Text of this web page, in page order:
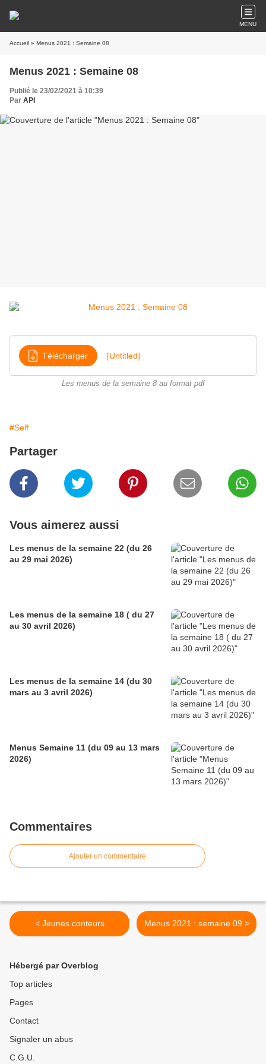
MENU
Accueil » Menus 2021 : Semaine 08
Menus 2021 : Semaine 08
Publié le 23/02/2021 à 10:39
Par API
Télécharger [Untitled]
Les menus de la semaine 8 au format pdf
#Self
Partager
Vous aimerez aussi
Les menus de la semaine 22 (du 26
au 29 mai 2026)
Les menus de la semaine 18 ( du 27
au 30 avril 2026)
Les menus de la semaine 14 (du 30
mars au 3 avril 2026)
Menus Semaine 11 (du 09 au 13 mars
2026)
Commentaires
Ajouter un commentaire
< Jeunes conteurs Menus 2021 : semaine 09 >
Hébergé par Overblog
Top articles
Pages
Contact
Signaler un abus
C.G.U.